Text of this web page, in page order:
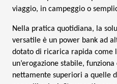
viaggio, in campeggio o
Nella pratica quotidiana, la
versatile è un power bank ad
dotato di ricarica rapida come
un’erogazione stabile,
nettamente superiori a quelle